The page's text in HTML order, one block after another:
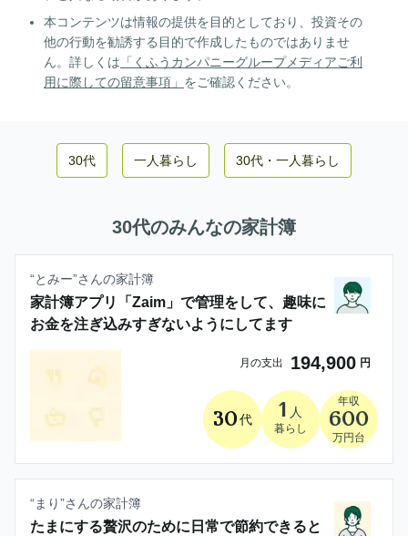
本コンテンツは情報の提供を目的としており、投資その
他の行動を勧誘する目的で作成したものではありませ
ん。詳しくは 「くふうカンパニーグループメディアご利
用に際しての留意事項」 をご確認ください。
30代 一人暮らし 30代 ・ 一人暮らし
30代のみんなの家計簿
“とみー”さんの家計簿
家計簿アプリ「Zaim」で管理をして、趣味に
お金を注ぎ込みすぎないようにしてます
月の支出 194,900 円
30代 1 人
暮らし
年収
600
万円台
“まり”さんの家計簿
たまにする贅沢のために日常で節約できると